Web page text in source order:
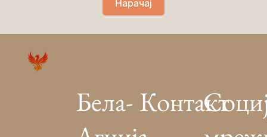
Нарачај
Бела- Контакт